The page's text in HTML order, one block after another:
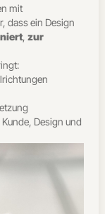
mit
dass ein Design
,zur
Design und